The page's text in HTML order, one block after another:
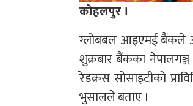
कोहलपुर ।
ग्लोबबल आइएमई बैंकले
शुक्रबार बैंकका
रेडक्रस सोसाइटीको
भुसालले बताए ।